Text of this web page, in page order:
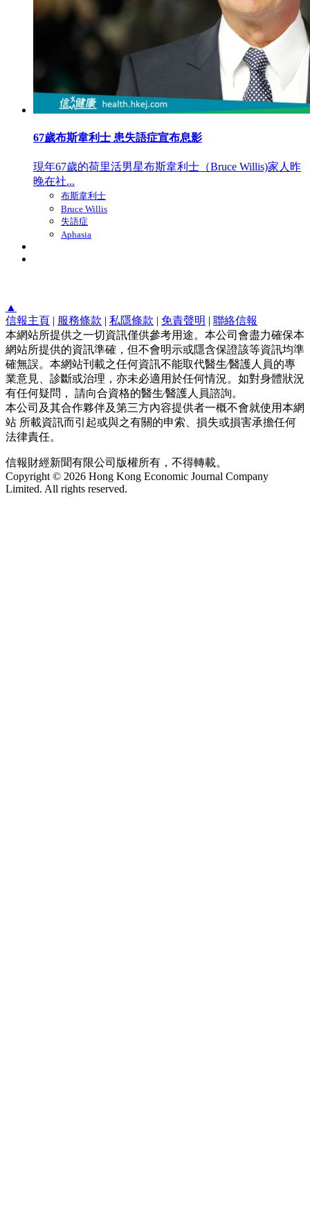
67歲布斯韋利士 患失語症宣布息影
現年67歲的荷里活男星布斯韋利士（Bruce Willis)家人昨
晚在社...
布斯韋利士
Bruce Willis
失語症
Aphasia
▲
信報主頁 | 服務條款 | 私隱條款 | 免責聲明 | 聯絡信報
本網站所提供之一切資訊僅供參考用途。本公司會盡力確保本
網站所提供的資訊準確，但不會明示或隱含保證該等資訊均準
確無誤。本網站刊載之任何資訊不能取代醫生∕醫護人員的專
業意見、診斷或治理，亦未必適用於任何情況。如對身體狀況
有任何疑問， 請向合資格的醫生∕醫護人員諮詢。
本公司及其合作夥伴及第三方內容提供者一概不會就使用本網
站 所載資訊而引起或與之有關的申索、損失或損害承擔任何
法律責任。
信報財經新聞有限公司版權所有，不得轉載。
Copyright © 2026 Hong Kong Economic Journal Company
Limited. All rights reserved.